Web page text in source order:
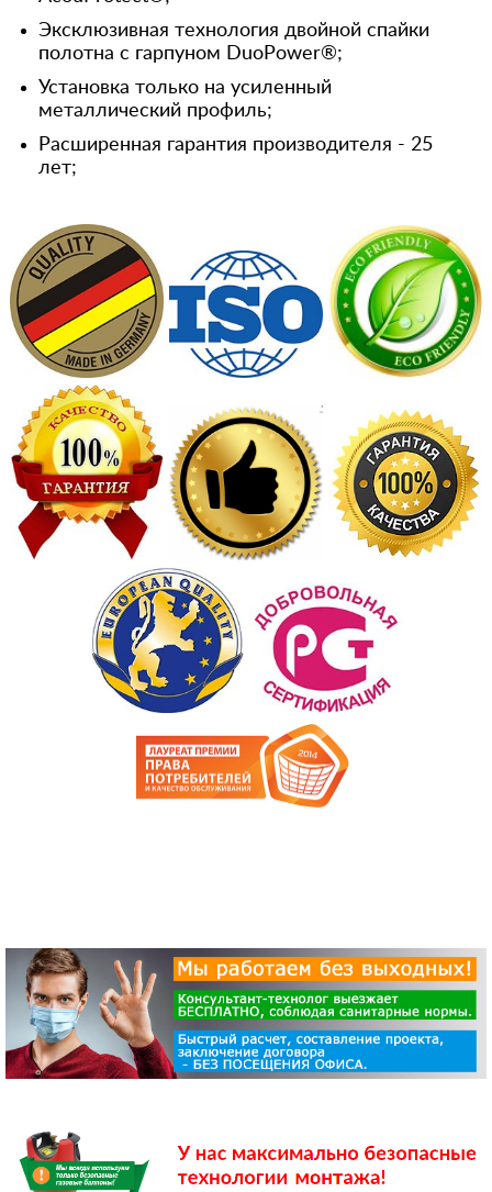
Эксклюзивная технология двойной спайки
полотна с гарпуном DuoPower®;
Установка только на усиленный
металлический профиль;
Расширенная гарантия производителя - 25
лет;